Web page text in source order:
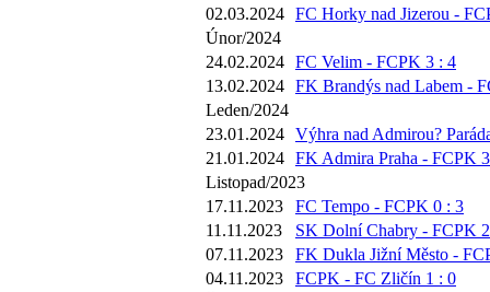
02.03.2024 FC Horky nad Jizerou -
Únor/2024
24.02.2024 FC Velim - FCPK 3 : 4
13.02.2024 FK Brandýs nad Labem -
Leden/2024
23.01.2024 Výhra nad Admirou?
21.01.2024 FK Admira Praha - FCPK
Listopad/2023
17.11.2023
FC Tempo - FCPK 0 : 3
11.11.2023
SK Dolní Chabry - FCPK
07.11.2023
FK Dukla Jižní Město -
04.11.2023
FCPK - FC Zličín 1 : 0